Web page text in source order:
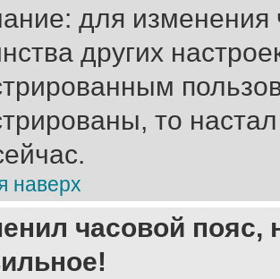
для изменения
других
то
наверх
часовой пояс,